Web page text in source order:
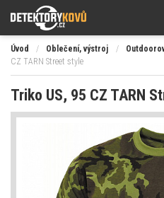
Úvod / Oblečení, výstroj /
CZ TARN Street style
Triko US, 95 CZ TARN